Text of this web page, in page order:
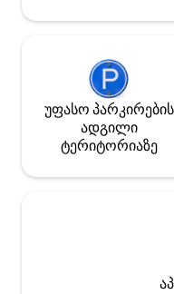
უფასო პარკირების
ადგილი
ტერიტორიაზე